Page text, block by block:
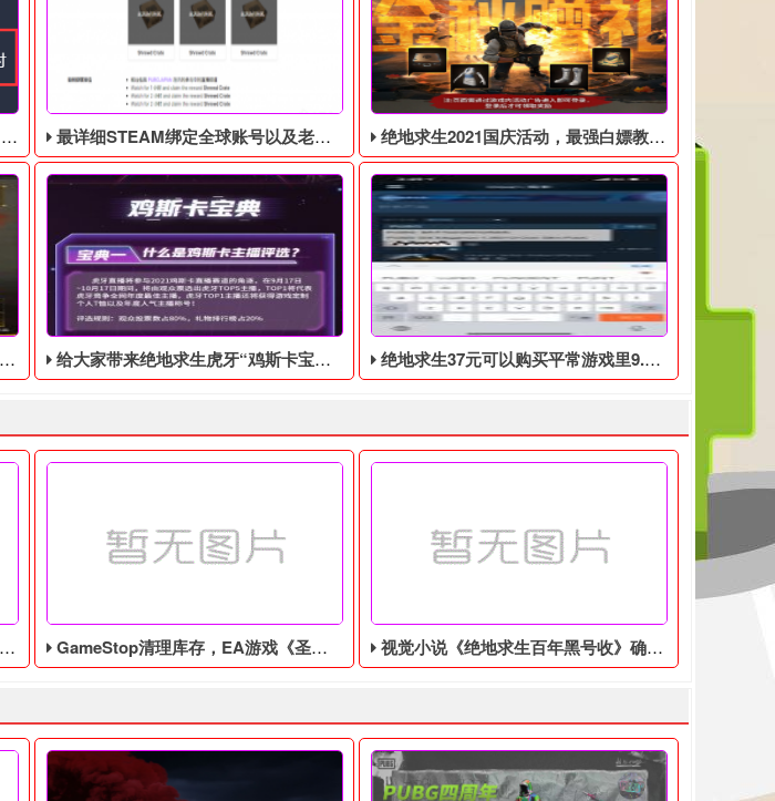
最详细STEAM绑定全球账号以及老鼠台掉宝攻略，常见问题解答 绝地求生2021国庆活动，最强白嫖教程，最好用的活动攻略
给大家带来绝地求生虎牙“鸡斯卡宝典”的福利活动，这次福利活动将于9月17日至10月17日开始 绝地求生37元可以购买平常游戏里9.9美元的DLC礼包
GameStop清理库存，EA游戏《圣歌》以1美分售出 视觉小说《绝地求生百年黑号收》确认登陆Switch，特别版售价9350日元